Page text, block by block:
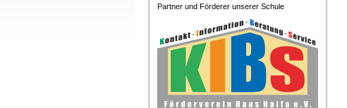
Partner und Förderer unserer Schule